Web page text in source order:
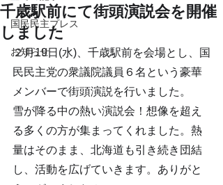
国民民主プレス
お知らせ
千歳駅前にて街頭演説会を開催
しました
２月19日(水)、千歳駅前を会場とし、国
民民主党の衆議院議員６名という豪華
メンバーで街頭演説を行いました。
雪が降る中の熱い演説会！想像を超え
る多くの方が集まってくれました。熱
量はそのまま、北海道も引き続き団結
し、活動を広げていきます。ありがと